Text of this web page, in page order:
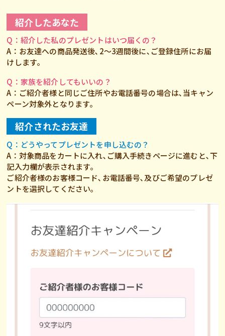
紹介したあなた
Q：紹介した私のプレゼントはいつ届くの？
A：お友達への商品発送後､2～3週間後に､ご登録住所にお届
けします｡
Q：家族を紹介してもいいの？
A：ご紹介者様と同じご住所やお電話番号の場合は､当キャン
ペーン対象外となります｡
紹介されたお友達
Q：どうやってプレゼントを申し込むの？
A：対象商品をカートに入れ､ご購入手続きページに進むと､下
記入力欄が表示されます｡
ご紹介者様のお客様コード､お電話番号､及びご希望のプレゼ
ントを選択してください｡